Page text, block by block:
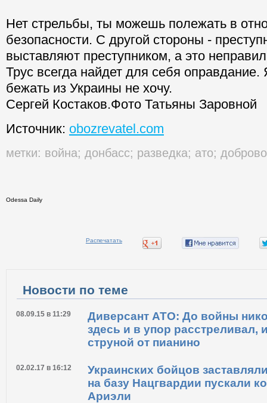
Нет стрельбы, ты можешь полежать в
безопасности. С другой стороны -
выставляют преступником, а это
Трус всегда найдет для себя оправдание.
бежать из Украины не хочу.
Сергей Костаков.Фото Татьяны Заровной
Источник: obozrevatel.com
метки: война; донбасс; разведка; ато;
Odessa Daily
Распечатать
Новости по теме
08.09.15 в 11:29
Диверсант АТО: До войны
здесь и в упор расстреливал,
струной от пианино
02.02.17 в 16:12
Украинских бойцов
на базу Нацгвардии пускали
Ариэли